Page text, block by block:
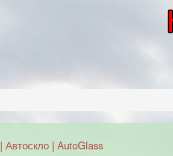
Автоскло | AutoGlass